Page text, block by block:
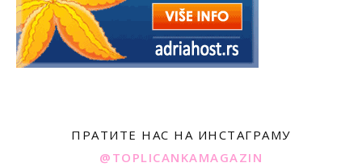
ПРАТИТЕ НАС НА ИНСТАГРАМУ
@TOPLICANKAMAGAZIN